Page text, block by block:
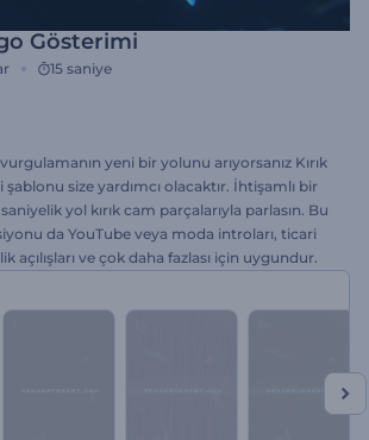
Gösterimi
15 saniye
yeni bir yolunu arıyorsanız Kırık
size yardımcı olacaktır. İhtişamlı bir
yol kırık cam parçalarıyla parlasın. Bu
da YouTube veya moda introları, ticari
açılışları ve çok daha fazlası için uygundur.
en muhteşem projeleriniz dakikalar içinde